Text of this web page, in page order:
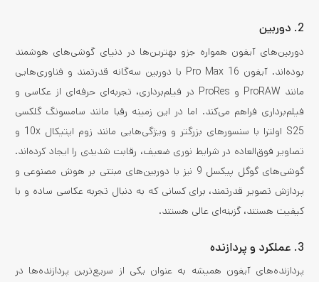
2. دوربین
دوربین‌های آیفون همواره جزو بهترین‌ها در دنیای گوشی‌های هوشمند
بوده‌اند. آیفون 16 Pro Max با دوربین سه‌گانه قدرتمند و فناوری‌هایی
مانند ProRAW و ProRes در فیلم‌برداری، تجربه‌ای حرفه‌ای از عکاسی و
فیلم‌برداری فراهم می‌کند. اما در این زمینه رقبا مانند سامسونگ گلکسی
S25 اولترا با سنسورهای بزرگتر و ویژگی‌هایی مانند زوم اپتیکال 10x و
تصاویر فوق‌العاده در شرایط نوری ضعیف، رقابت شدیدی را ایجاد کرده‌اند.
گوشی‌های گوگل پیکسل 9 نیز با دوربین‌های مبتنی بر هوش مصنوعی و
پردازش تصویر قدرتمند، برای کسانی که به دنبال تجربه عکاسی ساده و با
کیفیت هستند، گزینه‌ای عالی هستند.
3. عملکرد و پردازنده
پردازنده‌های آیفون همیشه به عنوان یکی از سریع‌ترین پردازنده‌ها در